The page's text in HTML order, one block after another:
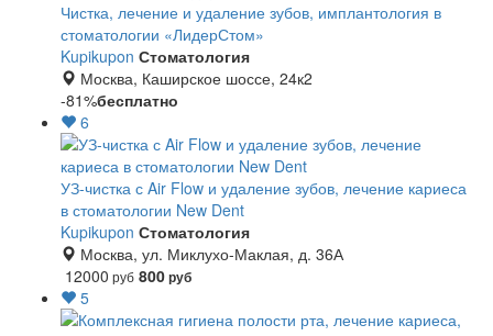
Чистка, лечение и удаление зубов, имплантология в
стоматологии «ЛидерСтом»
Kupikupon Стоматология
Москва, Каширское шоссе, 24к2
-81%бесплатно
6
УЗ-чистка с Air Flow и удаление зубов, лечение кариеса
в стоматологии New Dent
Kupikupon Стоматология
Москва, ул. Миклухо-Маклая, д. 36А
12000 руб 800руб
5